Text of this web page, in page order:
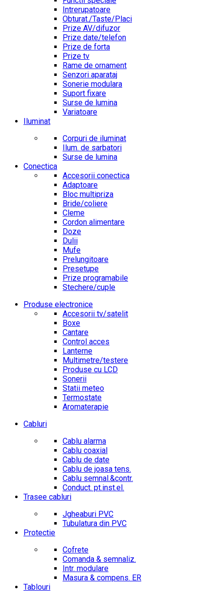
Intrerupatoare
Obturat./Taste/Placi
Prize AV/difuzor
Prize date/telefon
Prize de forta
Prize tv
Rame de ornament
Senzori aparataj
Sonerie modulara
Suport fixare
Surse de lumina
Variatoare
Iluminat
Corpuri de iluminat
Ilum. de sarbatori
Surse de lumina
Conectica
Accesorii conectica
Adaptoare
Bloc multipriza
Bride/coliere
Cleme
Cordon alimentare
Doze
Dulii
Mufe
Prelungitoare
Presetupe
Prize programabile
Stechere/cuple
Produse electronice
Accesorii tv/satelit
Boxe
Cantare
Control acces
Lanterne
Multimetre/testere
Produse cu LCD
Sonerii
Statii meteo
Termostate
Aromaterapie
Cabluri
Cablu alarma
Cablu coaxial
Cablu de date
Cablu de joasa tens.
Cablu semnal.&contr.
Conduct. pt.inst.el.
Trasee cabluri
Jgheaburi PVC
Tubulatura din PVC
Protectie
Cofrete
Comanda & semnaliz.
Intr. modulare
Masura & compens. ER
Tablouri